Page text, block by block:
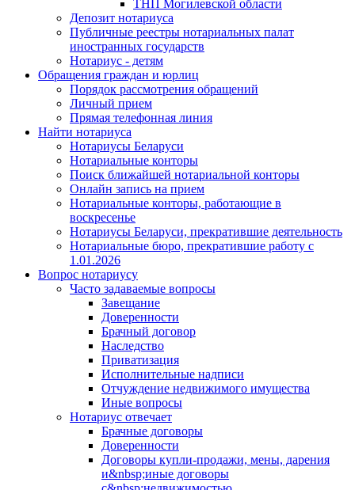
ТНП Могилевской области
Депозит нотариуса
Публичные реестры нотариальных палат
иностранных государств
Нотариус - детям
Обращения граждан и юрлиц
Порядок рассмотрения обращений
Личный прием
Прямая телефонная линия
Найти нотариуса
Нотариусы Беларуси
Нотариальные конторы
Поиск ближайшей нотариальной конторы
Онлайн запись на прием
Нотариальные конторы, работающие в
воскресенье
Нотариусы Беларуси, прекратившие деятельность
Нотариальные бюро, прекратившие работу с
1.01.2026
Вопрос нотариусу
Часто задаваемые вопросы
Завещание
Доверенности
Брачный договор
Наследство
Приватизация
Исполнительные надписи
Отчуждение недвижимого имущества
Иные вопросы
Нотариус отвечает
Брачные договоры
Доверенности
Договоры купли-продажи, мены, дарения
и&nbsp;иные договоры